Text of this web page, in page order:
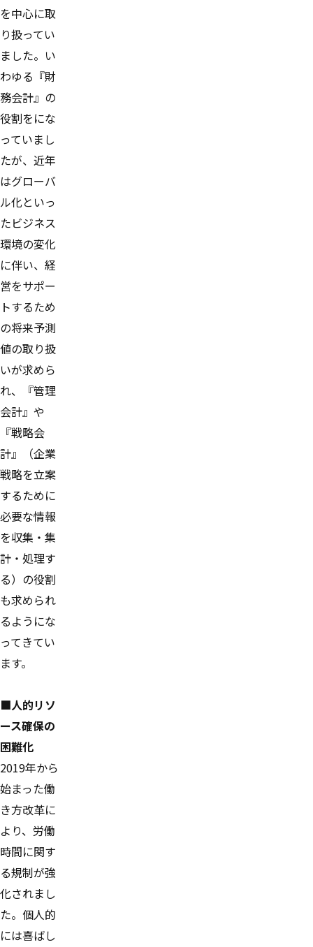
を中心に取
り扱ってい
ました。い
わゆる『財
務会計』の
役割をにな
っていまし
たが、近年
はグローバ
ル化といっ
たビジネス
環境の変化
に伴い、経
営をサポー
トするため
の将来予測
値の取り扱
いが求めら
れ、『管理
会計』や
『戦略会
計』（企業
戦略を立案
するために
必要な情報
を収集・集
計・処理す
る）の役割
も求められ
るようにな
ってきてい
ます。
■人的リソ
ース確保の
困難化
2019年から
始まった働
き方改革に
より、労働
時間に関す
る規制が強
化されまし
た。個人的
には喜ばし